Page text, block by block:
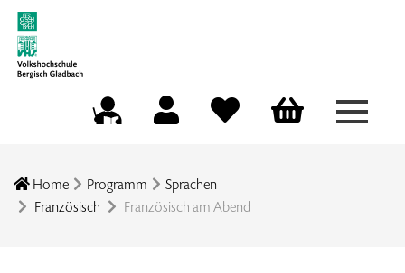
Menü
Home Programm
Sprachen
Französisch
Französisch am Abend